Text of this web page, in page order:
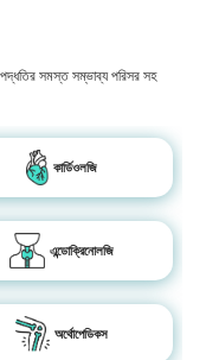
পদ্ধতির সমস্ত সম্ভাব্য পরিসর সহ
কার্ডিওলজি
এন্ডোক্রিনোলজি
অর্থোপেডিকস